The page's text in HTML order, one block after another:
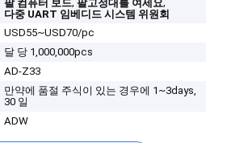
팔 컴퓨터 보드 팔고정대를 여세요
다중 UART 임베디드 시스템 위원회
USD55~USD70/pc
달 당 1,000,000pcs
AD-Z33
만약에 품절 주식이 있는 경우에 1~3days,
30 일
ADW